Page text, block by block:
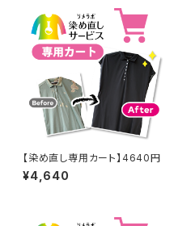
【染め直し専用カート】4640円
¥4,640